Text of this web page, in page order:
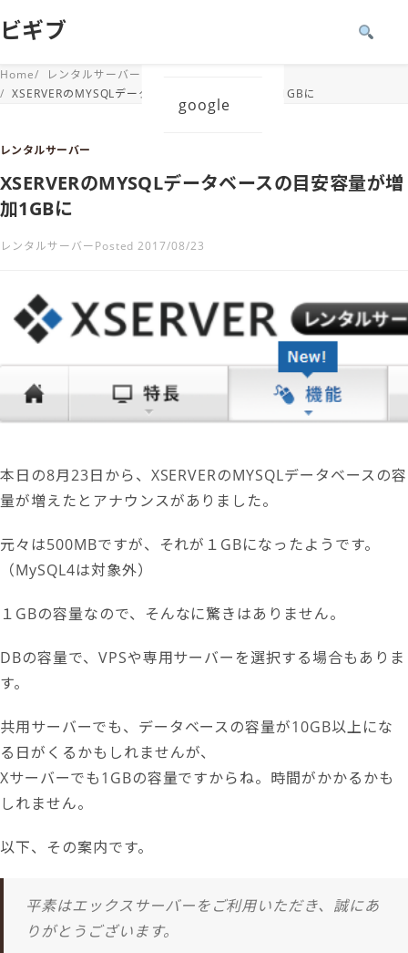
ビギブ
google
Home
レンタルサーバー
XSERVERのMYSQLデータベースの目安容量が増加1GBに
レンタルサーバー
XSERVERのMYSQLデータベースの目安容量が増
加1GBに
レンタルサーバーPosted 2017/08/23
本日の8月23日から、XSERVERのMYSQLデータベースの容
量が増えたとアナウンスがありました。
元々は500MBですが、それが１GBになったようです。
（MySQL4は対象外）
１GBの容量なので、そんなに驚きはありません。
DBの容量で、VPSや専用サーバーを選択する場合もありま
す。
共用サーバーでも、データベースの容量が10GB以上にな
る日がくるかもしれませんが、
Xサーバーでも1GBの容量ですからね。時間がかかるかも
しれません。
以下、その案内です。
平素はエックスサーバーをご利用いただき、誠にあ
りがとうございます。